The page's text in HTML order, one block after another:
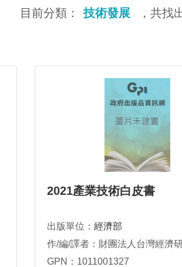
目前分類： 技術發展 ，共找
2021產業技術白皮書
出版單位： 經濟部
作/編/譯者：財團法人台灣經濟
GPN：1011001327